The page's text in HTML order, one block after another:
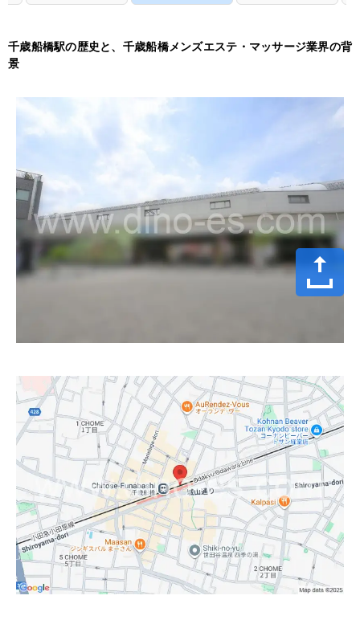
千歳船橋駅の歴史と、千歳船橋メンズエステ・マッサージ業界の背
景